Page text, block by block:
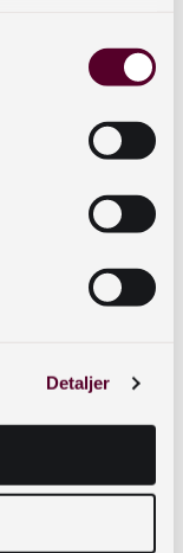
Detaljer
av
mer
& Swierenga,